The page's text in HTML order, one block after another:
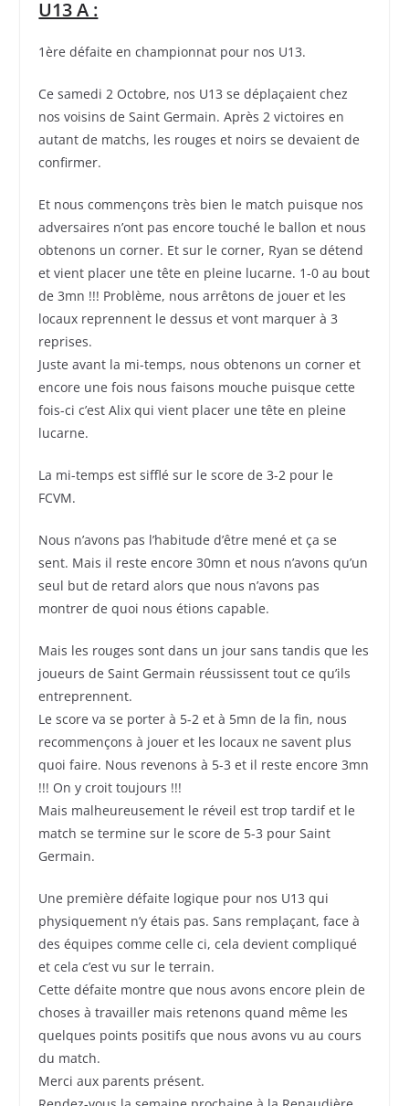
U13 A :
1ère défaite en championnat pour nos U13.
Ce samedi 2 Octobre, nos U13 se déplaçaient chez
nos voisins de Saint Germain. Après 2 victoires en
autant de matchs, les rouges et noirs se devaient de
confirmer.
Et nous commençons très bien le match puisque nos
adversaires n’ont pas encore touché le ballon et nous
obtenons un corner. Et sur le corner, Ryan se détend
et vient placer une tête en pleine lucarne. 1-0 au bout
de 3mn !!! Problème, nous arrêtons de jouer et les
locaux reprennent le dessus et vont marquer à 3
reprises.
Juste avant la mi-temps, nous obtenons un corner et
encore une fois nous faisons mouche puisque cette
fois-ci c’est Alix qui vient placer une tête en pleine
lucarne.
La mi-temps est sifflé sur le score de 3-2 pour le
FCVM.
Nous n’avons pas l’habitude d’être mené et ça se
sent. Mais il reste encore 30mn et nous n’avons qu’un
seul but de retard alors que nous n’avons pas
montrer de quoi nous étions capable.
Mais les rouges sont dans un jour sans tandis que les
joueurs de Saint Germain réussissent tout ce qu’ils
entreprennent.
Le score va se porter à 5-2 et à 5mn de la fin, nous
recommençons à jouer et les locaux ne savent plus
quoi faire. Nous revenons à 5-3 et il reste encore 3mn
!!! On y croit toujours !!!
Mais malheureusement le réveil est trop tardif et le
match se termine sur le score de 5-3 pour Saint
Germain.
Une première défaite logique pour nos U13 qui
physiquement n’y étais pas. Sans remplaçant, face à
des équipes comme celle ci, cela devient compliqué
et cela c’est vu sur le terrain.
Cette défaite montre que nous avons encore plein de
choses à travailler mais retenons quand même les
quelques points positifs que nous avons vu au cours
du match.
Merci aux parents présent.